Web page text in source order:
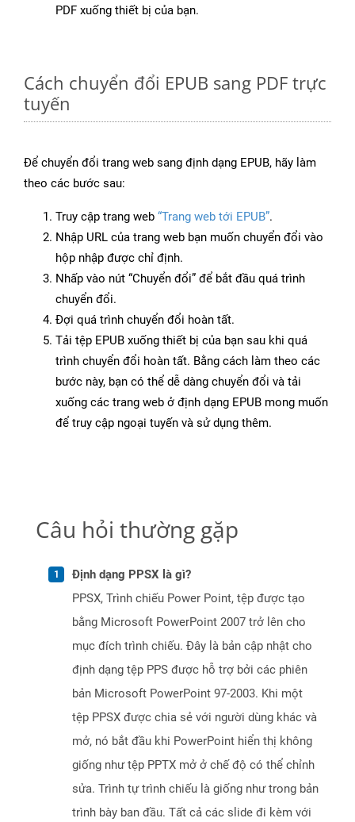
PDF xuống thiết bị của bạn.
Cách chuyển đổi EPUB sang PDF trực
tuyến
Để chuyển đổi trang web sang định dạng EPUB, hãy làm
theo các bước sau:
Truy cập trang web “Trang web tới EPUB”.
Nhập URL của trang web bạn muốn chuyển đổi vào
hộp nhập được chỉ định.
Nhấp vào nút “Chuyển đổi” để bắt đầu quá trình
chuyển đổi.
Đợi quá trình chuyển đổi hoàn tất.
Tải tệp EPUB xuống thiết bị của bạn sau khi quá
trình chuyển đổi hoàn tất. Bằng cách làm theo các
bước này, bạn có thể dễ dàng chuyển đổi và tải
xuống các trang web ở định dạng EPUB mong muốn
để truy cập ngoại tuyến và sử dụng thêm.
Câu hỏi thường gặp
Định dạng PPSX là gì?
PPSX, Trình chiếu Power Point, tệp được tạo
bằng Microsoft PowerPoint 2007 trở lên cho
mục đích trình chiếu. Đây là bản cập nhật cho
định dạng tệp PPS được hỗ trợ bởi các phiên
bản Microsoft PowerPoint 97-2003. Khi một
tệp PPSX được chia sẻ với người dùng khác và
mở, nó bắt đầu khi PowerPoint hiển thị không
giống như tệp PPTX mở ở chế độ có thể chỉnh
sửa. Trình tự trình chiếu là giống như trong bản
trình bày ban đầu. Tất cả các slide đi kèm với